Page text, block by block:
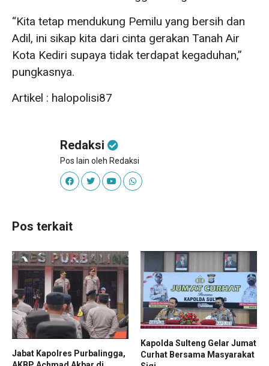
“Kita tetap mendukung Pemilu yang bersih dan
Adil, ini sikap kita dari cinta gerakan Tanah Air
Kota Kediri supaya tidak terdapat kegaduhan,”
pungkasnya.
Artikel : halopolisi87
Redaksi
Pos lain oleh Redaksi
Pos terkait
Jabat Kapolres Purbalingga,
Kapolda Sulteng Gelar Jumat
Curhat Bersama Masyarakat